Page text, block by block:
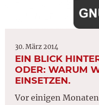
30. März 2014
EIN BLICK
ODER: WARUM
EINSETZEN.
Vor einigen